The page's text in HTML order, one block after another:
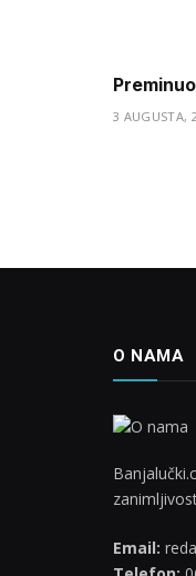
3 AUGUSTA,
O NAMA
Email: